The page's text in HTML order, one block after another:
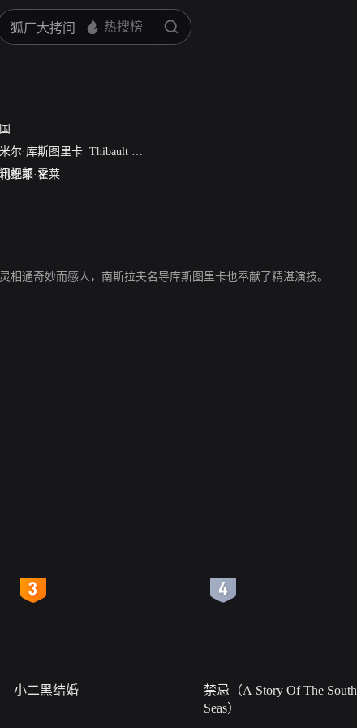
尔·库斯图里卡 Thibault Le Guellec
维耶·霍莱
视频
通奇妙而感人，南斯拉夫名导库斯图里卡也奉献了精湛演技。
小二黑结婚
禁忌（A Story Of The South
Seas）